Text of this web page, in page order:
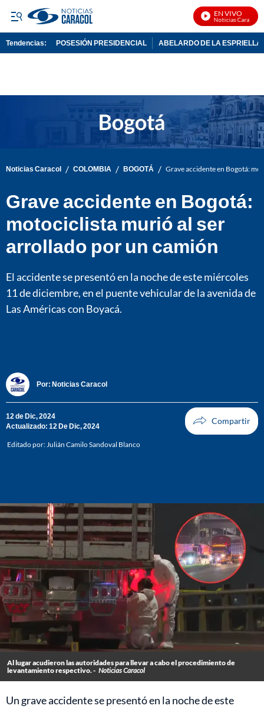
EN VIVO
Noticias Caracol En
Tendencias: POSESIÓN PRESIDENCIAL ABELARDO DE LA ESPRIELLA
Noticias Caracol / COLOMBIA / BOGOTÁ / Grave accidente en Bogotá:
Grave accidente en Bogotá:
motociclista murió al ser
arrollado por un camión
El accidente se presentó en la noche de este miércoles
11 de diciembre, en el puente vehicular de la avenida de
Las Américas con Boyacá.
Por: Noticias Caracol
12 de Dic, 2024
Actualizado: 12 De Dic, 2024
Editado por: Julián Camilo Sandoval Blanco
Al lugar acudieron las autoridades para llevar a cabo el procedimiento de
levantamiento respectivo. - Noticias Caracol
Un grave accidente se presentó en la noche de este